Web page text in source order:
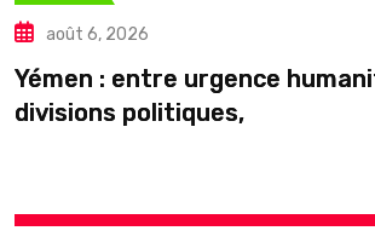
août 6, 2026
Yémen : entre urgence
divisions politiques,